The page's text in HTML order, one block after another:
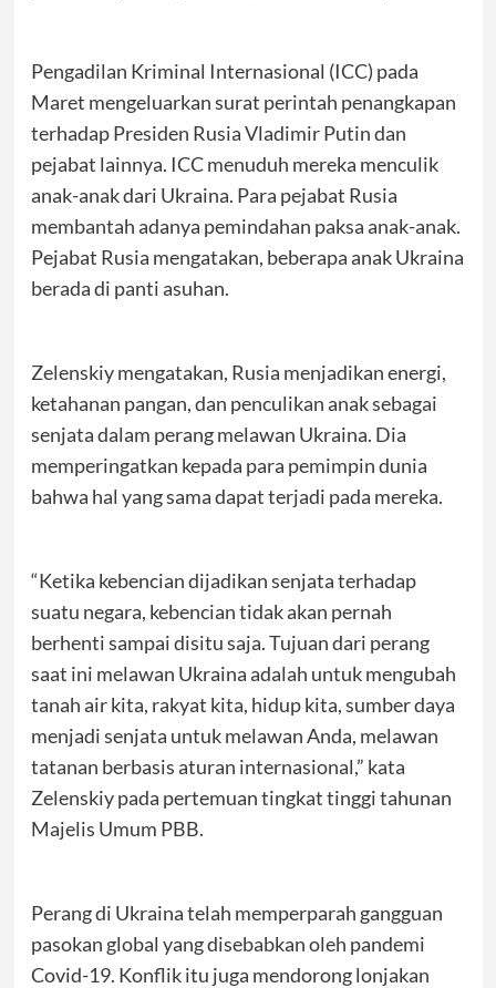
Pengadilan Kriminal Internasional (ICC) pada
Maret mengeluarkan surat perintah penangkapan
terhadap Presiden Rusia Vladimir Putin dan
pejabat lainnya. ICC menuduh mereka menculik
anak-anak dari Ukraina. Para pejabat Rusia
membantah adanya pemindahan paksa anak-anak.
Pejabat Rusia mengatakan, beberapa anak Ukraina
berada di panti asuhan.
Zelenskiy mengatakan, Rusia menjadikan energi,
ketahanan pangan, dan penculikan anak sebagai
senjata dalam perang melawan Ukraina. Dia
memperingatkan kepada para pemimpin dunia
bahwa hal yang sama dapat terjadi pada mereka.
“Ketika kebencian dijadikan senjata terhadap
suatu negara, kebencian tidak akan pernah
berhenti sampai disitu saja. Tujuan dari perang
saat ini melawan Ukraina adalah untuk mengubah
tanah air kita, rakyat kita, hidup kita, sumber daya
menjadi senjata untuk melawan Anda, melawan
tatanan berbasis aturan internasional,” kata
Zelenskiy pada pertemuan tingkat tinggi tahunan
Majelis Umum PBB.
Perang di Ukraina telah memperparah gangguan
pasokan global yang disebabkan oleh pandemi
Covid-19. Konflik itu juga mendorong lonjakan